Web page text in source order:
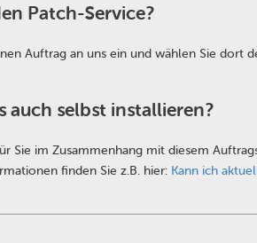
Patch-Service?
Auftrag an uns ein und wählen Sie dort
auch selbst installieren?
Sie im Zusammenhang mit diesem
finden Sie z.B. hier: Kann ich